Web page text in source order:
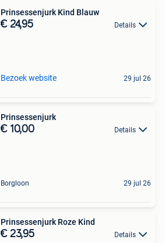
Prinsessenjurk Kind Blauw
€ 24,95 Details
Bezoek website 29 jul 26
Prinsessenjurk
€ 10,00 Details
Borgloon 29 jul 26
Prinsessenjurk Roze Kind
€ 23,95 Details